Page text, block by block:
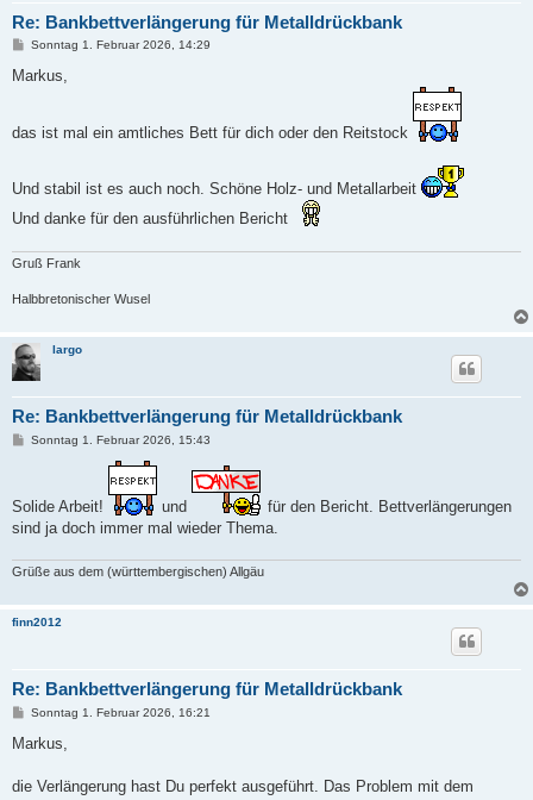
Re: Bankbettverlängerung für Metalldrückbank
B
i
g
Sonntag 1. Februar 2026, 14:29
Markus,
das ist mal ein amtliches Bett für dich oder den Reitstock
Und stabil ist es auch noch. Schöne Holz- und Metallarbeit
Und danke für den ausführlichen Bericht
Gruß Frank
Halbbretonischer Wusel
largo
Re: Bankbettverlängerung für Metalldrückbank
B
a
g
Sonntag 1. Februar 2026, 15:43
Solide Arbeit! und
für den Bericht. Bettverlängerungen
sind ja doch immer mal wieder Thema.
Grüße aus dem (württembergischen) Allgäu
finn2012
Re: Bankbettverlängerung für Metalldrückbank
B
i
a
Sonntag 1. Februar 2026, 16:21
Markus,
die Verlängerung hast Du perfekt ausgeführt. Das Problem mit dem